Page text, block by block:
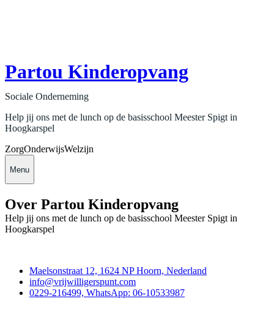
Partou Kinderopvang
Sociale Onderneming
Help jij ons met de lunch op de basisschool Meester Spigt in
Hoogkarspel
ZorgOnderwijsWelzijn
Menu
Over Partou Kinderopvang
Help jij ons met de lunch op de basisschool Meester Spigt in
Hoogkarspel
Maelsonstraat 12, 1624 NP Hoorn, Nederland
info@vrijwilligerspunt.com
0229-216499, WhatsApp: 06-10533987